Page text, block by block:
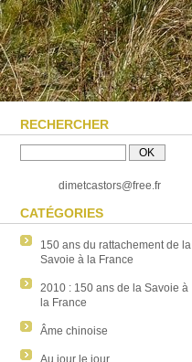
RECHERCHER
dimetcastors@free.fr
CATÉGORIES
150 ans du rattachement de la
Savoie à la France
2010 : 150 ans de la Savoie à
la France
Âme chinoise
Au jour le jour